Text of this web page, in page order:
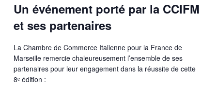
Un événement porté par la CCIFM
et ses partenaires
La Chambre de Commerce Italienne pour la France de
Marseille remercie chaleureusement l’ensemble de ses
partenaires pour leur engagement dans la réussite de cette
8ᵉ édition :